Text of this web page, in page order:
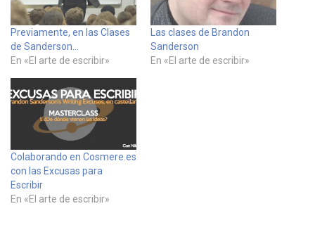
Previamente, en las Clases
de Sanderson…
En «El arte de escribir»
Las clases de Brandon
Sanderson
En «El arte de escribir»
Colaborando en Cosmere.es
con las Excusas para
Escribir
En «El arte de escribir»